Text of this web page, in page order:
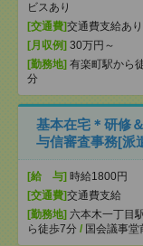
ビスあり
[交通費]交通費支給あり
[月収例] 30万円～
[勤務地] 有楽町駅から
分
基本在宅＊研修
与信審査事務[派
[給 与] 時給1800円
[交通費]交通費支給
[勤務地] 六本木一丁目
ら徒歩7分 / 国会議事